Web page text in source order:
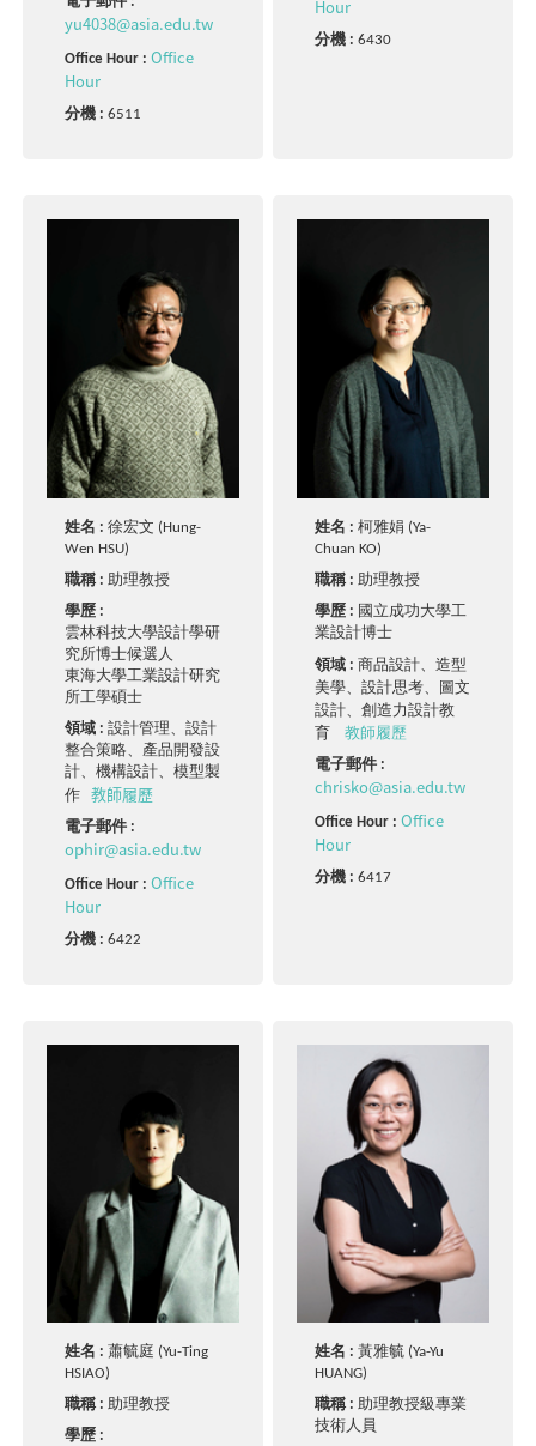
yu4038@asia.edu.tw
Office Hour :Office
Hour
分機 :6511
Hour
分機 :6430
姓名 :徐宏文 (Hung-
Wen HSU)
職稱 : 助理教授
學歷 :
雲林科技大學設計學研
究所博士候選人
東海大學工業設計研究
所工學碩士
領域 :設計管理、設計
整合策略、產品開發設
計、機構設計、模型製
作教師履歷
電子郵件 :
ophir@asia.edu.tw
Office Hour :Office
Hour
分機 :6422
姓名 :柯雅娟 (Ya-
Chuan KO)
職稱 : 助理教授
學歷 : 國立成功大學工
業設計博士
領域 : 商品設計、造型
美學、設計思考、圖文
設計、創造力設計教
育教師履歷
電子郵件 :
chrisko@asia.edu.tw
Office Hour :Office
Hour
分機 :6417
姓名 : 蕭毓庭 (Yu-Ting
HSIAO)
職稱 :助理教授
學歷 :
姓名 :黃雅毓 (Ya-Yu
HUANG)
職稱 :助理教授級專業
技術人員